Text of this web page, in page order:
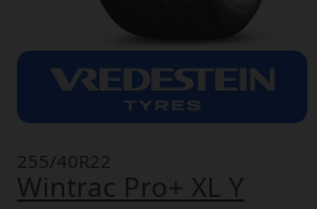
Wintrac Pro+ XL Y
255/40R22